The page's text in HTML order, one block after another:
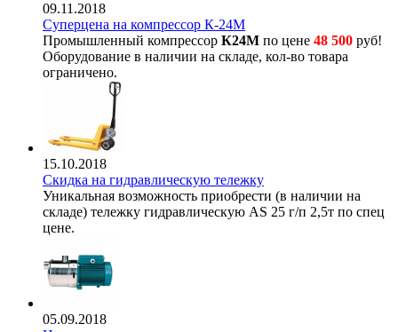
09.11.2018
Суперцена на компрессор К-24М
Промышленный компрессор К24М по цене 48 500 руб!
Оборудование в наличии на складе, кол-во товара
ограничено.
15.10.2018
Скидка на гидравлическую тележку
Уникальная возможность приобрести (в наличии на
складе) тележку гидравлическую AS 25 г/п 2,5т по спец
цене.
05.09.2018